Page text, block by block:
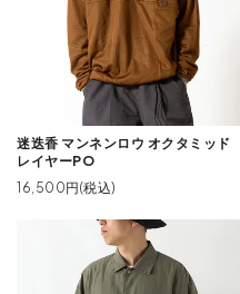
迷迭香 マンネンロウ オクタミッド
レイヤーPO
16,500円(税込)